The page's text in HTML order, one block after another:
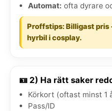
Automat: ofta dyrare
Proffstips: Billigast pris
hyrbil i cosplay.
🪪 2) Ha rätt saker
Körkort (oftast minst 1
Pass/ID